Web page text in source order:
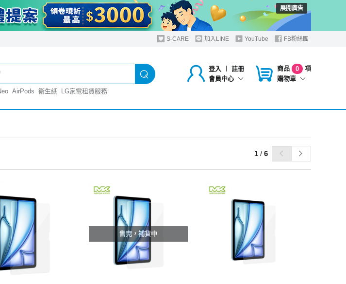
展開廣告
S-CARE 加入LINE YouTube FB粉絲團
登入 ︱
註冊
會員中心
商品 0
項
購物車
AirPods 衛生紙 LG家電租賃服務
1 / 6
售完，補貨中